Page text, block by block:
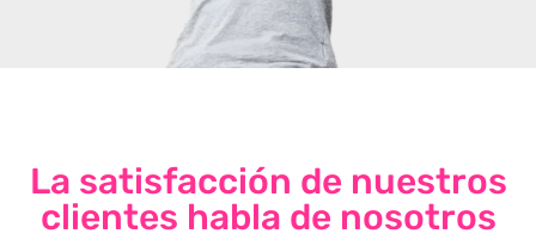
La satisfacción de nuestros
clientes habla de nosotros